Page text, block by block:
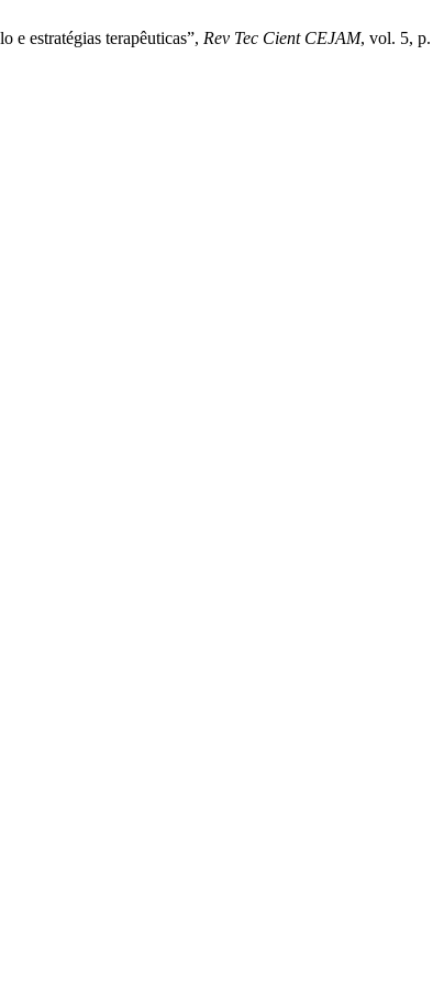
e estratégias terapêuticas”, Rev Tec Cient CEJAM, vol. 5, p.